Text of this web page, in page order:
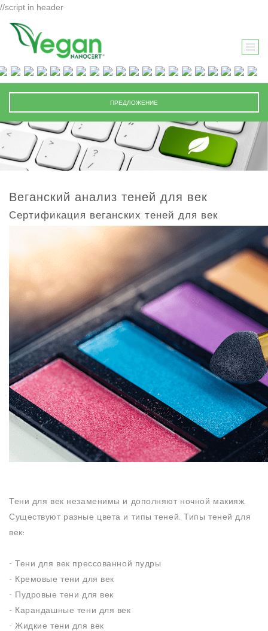
//script in header
T
O
G
G
L
N
A
V
I
O
N
ПРЕДЛОЖЕНИЕ
Веганский анализ теней для век
Сертификация веганских теней для век
Тени для век незаменимы и дополняют ночной макияж.
Существуют разные цвета и типы теней. Типы теней для
век:
- Тени для век прессованной пудры
- Кремовые тени для век
- Пудровые тени для век
- Карандашные тени для век
- Жидкие тени для век